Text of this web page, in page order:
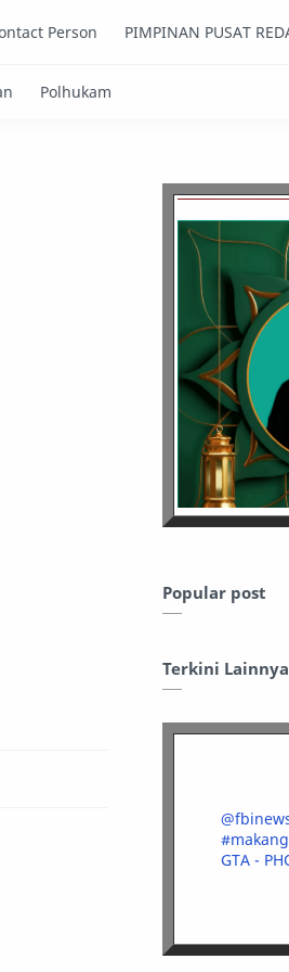
Person PIMPINAN PUSAT
Popular post
Terkini Lainnya
GTA -